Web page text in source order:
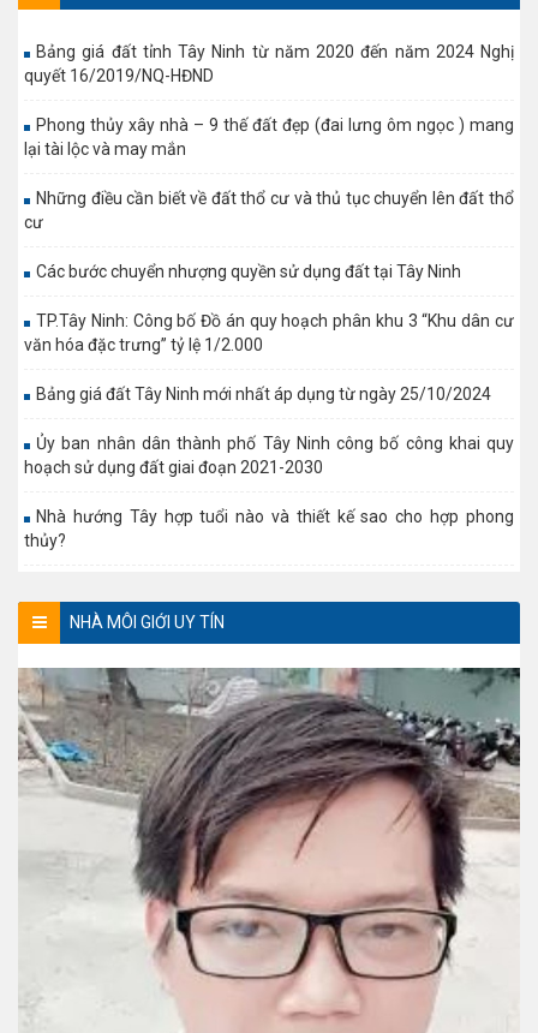
Bảng giá đất tỉnh Tây Ninh từ năm 2020 đến năm 2024 Nghị
quyết 16/2019/NQ-HĐND
Phong thủy xây nhà – 9 thế đất đẹp (đai lưng ôm ngọc ) mang
lại tài lộc và may mắn
Những điều cần biết về đất thổ cư và thủ tục chuyển lên đất thổ
cư
Các bước chuyển nhượng quyền sử dụng đất tại Tây Ninh
TP.Tây Ninh: Công bố Đồ án quy hoạch phân khu 3 “Khu dân cư
văn hóa đặc trưng” tỷ lệ 1/2.000
Bảng giá đất Tây Ninh mới nhất áp dụng từ ngày 25/10/2024
Ủy ban nhân dân thành phố Tây Ninh công bố công khai quy
hoạch sử dụng đất giai đoạn 2021-2030
Nhà hướng Tây hợp tuổi nào và thiết kế sao cho hợp phong
thủy?
NHÀ MÔI GIỚI UY TÍN